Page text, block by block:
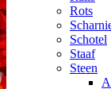
Rots
Schotel
Staaf
Steen